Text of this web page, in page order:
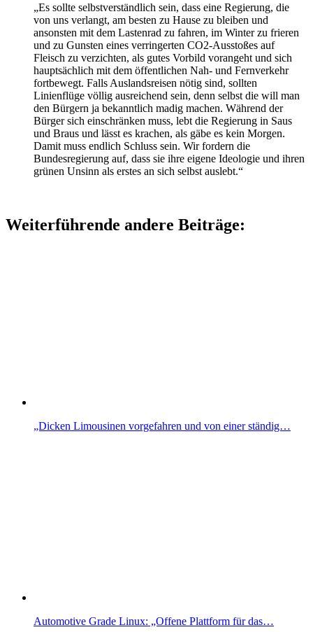
„Es sollte selbstverständlich sein, dass eine Regierung, die
von uns verlangt, am besten zu Hause zu bleiben und
ansonsten mit dem Lastenrad zu fahren, im Winter zu frieren
und zu Gunsten eines verringerten CO2-Ausstoßes auf
Fleisch zu verzichten, als gutes Vorbild vorangeht und sich
hauptsächlich mit dem öffentlichen Nah- und Fernverkehr
fortbewegt. Falls Auslandsreisen nötig sind, sollten
Linienflüge völlig ausreichend sein, denn selbst die will man
den Bürgern ja bekanntlich madig machen. Während der
Bürger sich einschränken muss, lebt die Regierung in Saus
und Braus und lässt es krachen, als gäbe es kein Morgen.
Damit muss endlich Schluss sein. Wir fordern die
Bundesregierung auf, dass sie ihre eigene Ideologie und ihren
grünen Unsinn als erstes an sich selbst auslebt.“
Weiterführende andere Beiträge:
„Dicken Limousinen vorgefahren und von einer ständig…
Automotive Grade Linux: „Offene Plattform für das…